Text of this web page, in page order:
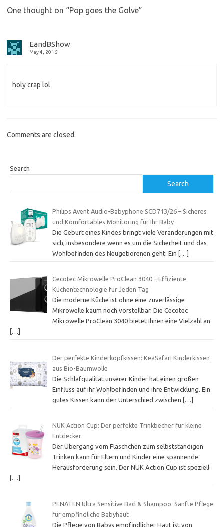
One thought on “Pop goes the Golve”
EandBShow
May 4, 2016
holy crap lol
Comments are closed.
Search
Search
Philips Avent Audio-Babyphone SCD713/26 – Sicheres
und Komfortables Monitoring für Ihr Baby
Die Geburt eines Kindes bringt viele Veränderungen mit
sich, insbesondere wenn es um die Sicherheit und das
Wohlbefinden des Neugeborenen geht. Ein […]
Cecotec Mikrowelle ProClean 3040 – Effiziente
Küchentechnologie für Jeden Tag
Die moderne Küche ist ohne eine zuverlässige
Mikrowelle kaum noch vorstellbar. Die Cecotec
Mikrowelle ProClean 3040 bietet Ihnen eine Vielzahl an
[…]
Der perfekte Kinderkopfkissen: KeaSafari Kinderkissen
aus Bio-Baumwolle
Die Schlafqualität unserer Kinder hat einen großen
Einfluss auf ihr Wohlbefinden und ihre Entwicklung. Ein
gutes Kissen kann den Unterschied zwischen […]
NUK Action Cup: Der perfekte Trinkbecher für kleine
Entdecker
Der Übergang vom Fläschchen zum selbstständigen
Trinken kann für Eltern und Kinder eine spannende
Herausforderung sein. Der NUK Action Cup ist speziell
[…]
PENATEN Ultra Sensitive Bad & Shampoo: Sanfte Pflege
für empfindliche Babyhaut
Die Pflege von Babys empfindlicher Haut ist von